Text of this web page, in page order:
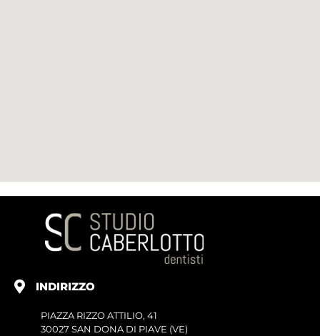
INDIRIZZO
PIAZZA RIZZO ATTILIO, 41
30027 SAN DONA DI PIAVE (VE)